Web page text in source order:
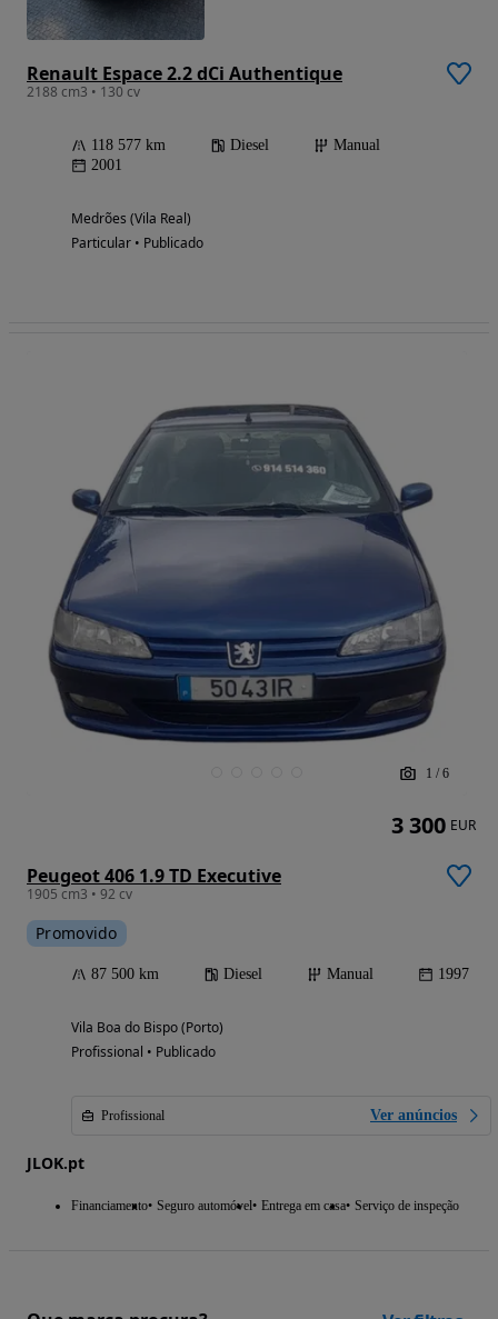
Renault Espace 2.2 dCi Authentique
2188 cm3 • 130 cv
118 577 km Diesel
Manual
2001
Medrões (Vila Real)
Particular • Publicado
1 / 6
Peugeot 406 1.9 TD Executive
1905 cm3 • 92 cv
Promovido
87 500 km Diesel Manual 1997
Vila Boa do Bispo (Porto)
Profissional • Publicado
Profissional Ver anúncios
JLOK.pt
Financiamento Seguro automóvel Entrega em casa Serviço de inspeção
3 300 EUR